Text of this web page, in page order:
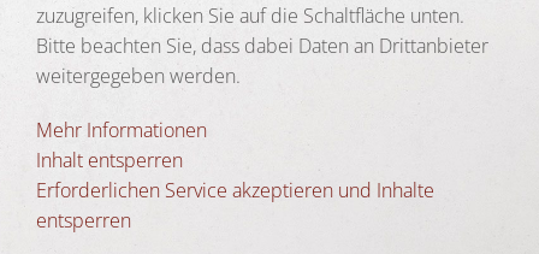
zuzugreifen, klicken Sie auf die Schaltfläche unten.
Bitte beachten Sie, dass dabei Daten an Drittanbieter
weitergegeben werden.
Mehr Informationen
Inhalt entsperren
Erforderlichen Service akzeptieren und Inhalte
entsperren